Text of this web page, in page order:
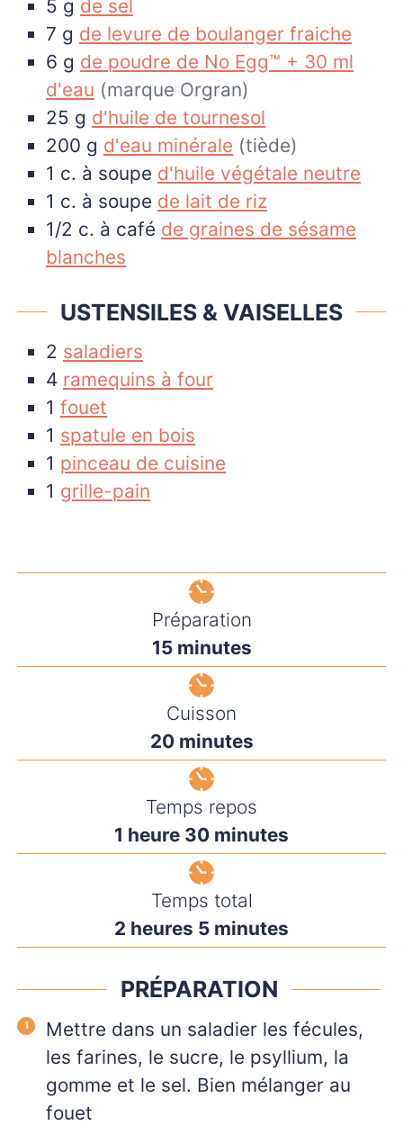
5 g de sel
7 g de levure de boulanger fraiche
6 g de poudre de No Egg™ + 30 ml
d'eau (marque Orgran)
25 g d'huile de tournesol
200 g d'eau minérale (tiède)
1 c. à soupe d'huile végétale neutre
1 c. à soupe de lait de riz
1/2 c. à café de graines de sésame
blanches
USTENSILES & VAISELLES
2 saladiers
4 ramequins à four
1 fouet
1 spatule en bois
1 pinceau de cuisine
1 grille-pain
Préparation
15minutes
minutes
Cuisson
20minutes
minutes
Temps repos
1 heure
heure 30minutes
minutes
Temps total
2 heures
heures 5minutes
minutes
PRÉPARATION
Mettre dans un saladier les fécules,
les farines, le sucre, le psyllium, la
gomme et le sel. Bien mélanger au
fouet